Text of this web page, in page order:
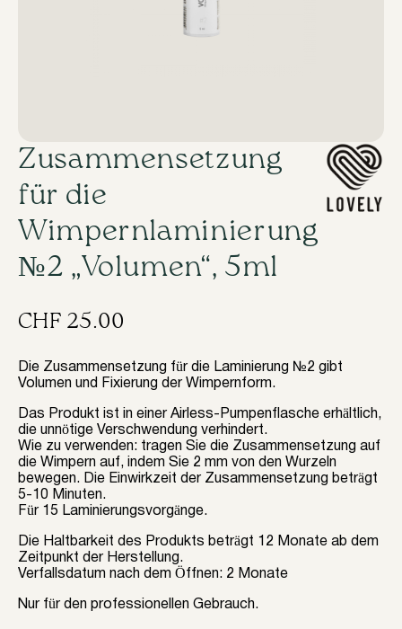
​Zusammensetzung
für die
Wimpernlaminierung
№2 „Volumen“, 5ml
CHF 25.00
Die Zusammensetzung für die Laminierung №2 gibt
Volumen und Fixierung der Wimpernform.
Das Produkt ist in einer Airless-Pumpenflasche erhältlich,
die unnötige Verschwendung verhindert.
Wie zu verwenden: tragen Sie die Zusammensetzung auf
die Wimpern auf, indem Sie 2 mm von den Wurzeln
bewegen. Die Einwirkzeit der Zusammensetzung beträgt
5-10 Minuten.
Für 15 Laminierungsvorgänge.
Die Haltbarkeit des Produkts beträgt 12 Monate ab dem
Zeitpunkt der Herstellung.
Verfallsdatum nach dem Öffnen: 2 Monate
Nur für den professionellen Gebrauch.